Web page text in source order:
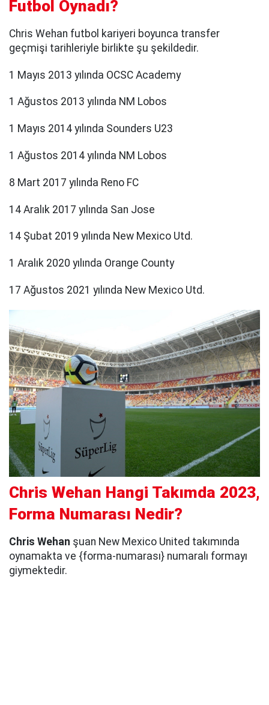
Futbol Oynadı?
Chris Wehan futbol kariyeri boyunca transfer
geçmişi tarihleriyle birlikte şu şekildedir.
1 Mayıs 2013 yılında OCSC Academy
1 Ağustos 2013 yılında NM Lobos
1 Mayıs 2014 yılında Sounders U23
1 Ağustos 2014 yılında NM Lobos
8 Mart 2017 yılında Reno FC
14 Aralık 2017 yılında San Jose
14 Şubat 2019 yılında New Mexico Utd.
1 Aralık 2020 yılında Orange County
17 Ağustos 2021 yılında New Mexico Utd.
Chris Wehan Hangi Takımda 2023,
Forma Numarası Nedir?
Chris Wehan şuan New Mexico United takımında
oynamakta ve {forma-numarası} numaralı formayı
giymektedir.